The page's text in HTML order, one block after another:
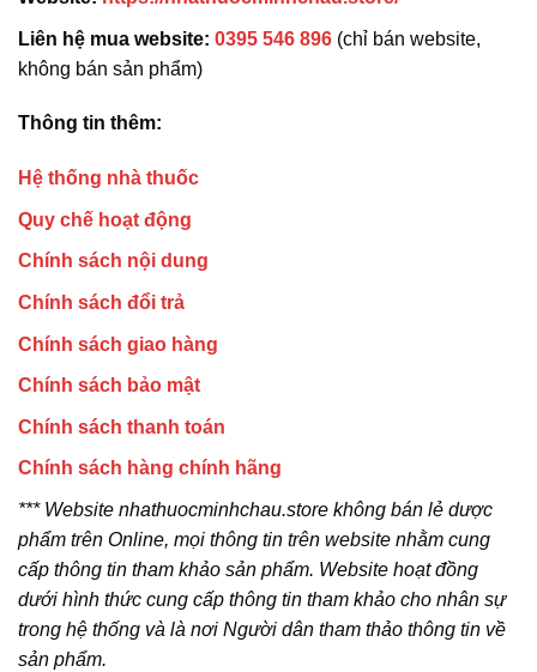
Liên hệ mua website: 0395 546 896 (chỉ bán website,
không bán sản phẩm)
Thông tin thêm:
Hệ thống nhà thuốc
Quy chế hoạt động
Chính sách nội dung
Chính sách đổi trả
Chính sách giao hàng
Chính sách bảo mật
Chính sách thanh toán
Chính sách hàng chính hãng
*** Website nhathuocminhchau.store không bán lẻ dược
phẩm trên Online, mọi thông tin trên website nhằm cung
cấp thông tin tham khảo sản phẩm. Website hoạt đồng
dưới hình thức cung cấp thông tin tham khảo cho nhân sự
trong hệ thống và là nơi Người dân tham thảo thông tin về
sản phẩm.